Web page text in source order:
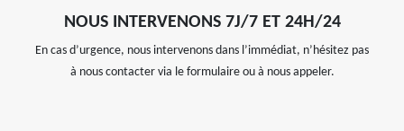
NOUS INTERVENONS 7J/7 ET 24H/24
En cas d’urgence, nous intervenons dans l’immédiat, n’hésitez pas
à nous contacter via le formulaire ou à nous appeler.